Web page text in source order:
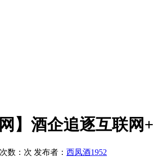
网】酒企追逐互联
数： 次 发布者： 西凤酒1952